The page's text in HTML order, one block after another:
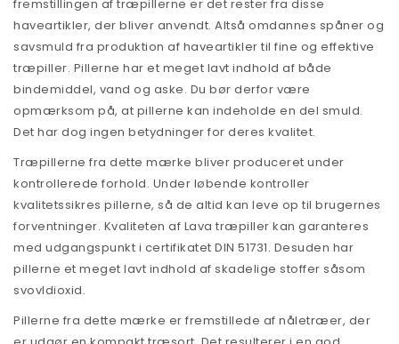
fremstillingen af træpillerne er det rester fra disse
haveartikler, der bliver anvendt. Altså omdannes spåner og
savsmuld fra produktion af haveartikler til fine og effektive
træpiller. Pillerne har et meget lavt indhold af både
bindemiddel, vand og aske. Du bør derfor være
opmærksom på, at pillerne kan indeholde en del smuld.
Det har dog ingen betydninger for deres kvalitet.
Træpillerne fra dette mærke bliver produceret under
kontrollerede forhold. Under løbende kontroller
kvalitetssikres pillerne, så de altid kan leve op til brugernes
forventninger. Kvaliteten af Lava træpiller kan garanteres
med udgangspunkt i certifikatet DIN 51731. Desuden har
pillerne et meget lavt indhold af skadelige stoffer såsom
svovldioxid.
Pillerne fra dette mærke er fremstillede af nåletræer, der